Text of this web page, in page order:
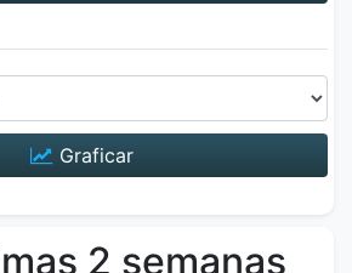
Graficar
2 semanas